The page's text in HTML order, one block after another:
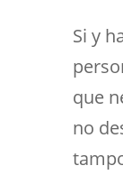
Si y
que
no